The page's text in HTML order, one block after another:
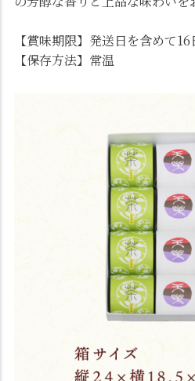
【賞味期限】発送日を含めて16
【保存方法】常温